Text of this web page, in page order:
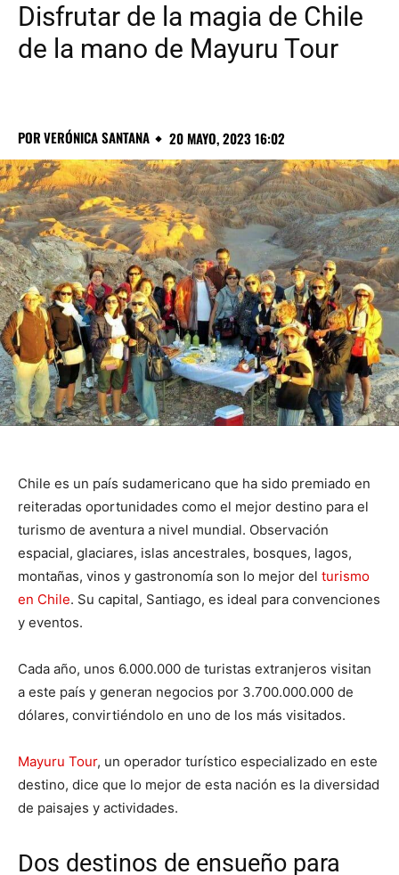
Disfrutar de la magia de Chile
de la mano de Mayuru Tour
PORVERÓNICA SANTANA 20 MAYO, 2023 16:02
Chile es un país sudamericano que ha sido premiado en
reiteradas oportunidades como el mejor destino para el
turismo de aventura a nivel mundial. Observación
espacial, glaciares, islas ancestrales, bosques, lagos,
montañas, vinos y gastronomía son lo mejor del turismo
en Chile. Su capital, Santiago, es ideal para convenciones
y eventos.
Cada año, unos 6.000.000 de turistas extranjeros visitan
a este país y generan negocios por 3.700.000.000 de
dólares, convirtiéndolo en uno de los más visitados.
Mayuru Tour, un operador turístico especializado en este
destino, dice que lo mejor de esta nación es la diversidad
de paisajes y actividades.
Dos destinos de ensueño para